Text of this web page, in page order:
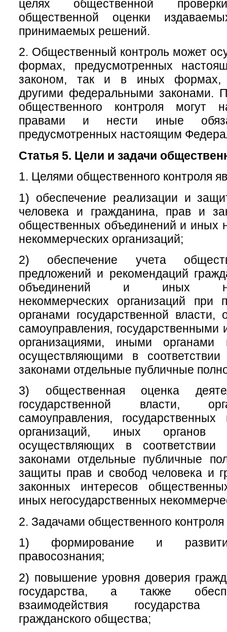
целях общественной
общественной оценки
принимаемых решений.
2. Общественный контроль может
формах, предусмотренных
законом, так и в иных формах,
другими федеральными законами.
общественного контроля могут
правами и нести иные
предусмотренных настоящим
Статья 5. Цели и задачи
1. Целями общественного контроля
1) обеспечение реализации и
человека и гражданина, прав и
общественных объединений и иных
некоммерческих организаций;
2) обеспечение учета
предложений и рекомендаций
объединений и иных
некоммерческих организаций при
органами государственной власти,
самоуправления,
организациями, иными органами
осуществляющими в
законами отдельные публичные
3) общественная оценка
государственной власти,
самоуправления,
организаций, иных органов
осуществляющих в
законами отдельные публичные
защиты прав и свобод человека и
законных интересов
иных негосударственных
2. Задачами общественного контроля
1) формирование и
правосознания;
2) повышение уровня доверия
государства, а также
взаимодействия
гражданского общества;